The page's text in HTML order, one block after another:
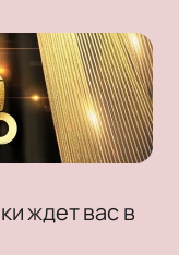
ждет вас в